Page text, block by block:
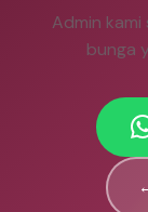
Admin
bunga